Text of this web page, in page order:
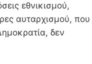
εθνικισμού,
αυταρχισμού, που
δεν